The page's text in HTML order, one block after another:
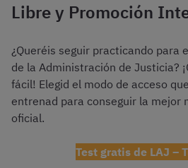
Libre y Promoción
¿Queréis seguir practicando para
de la Administración de Justicia?
fácil! Elegid el modo de acceso
entrenad para conseguir la mejor
oficial.
Test gratis de LAJ –